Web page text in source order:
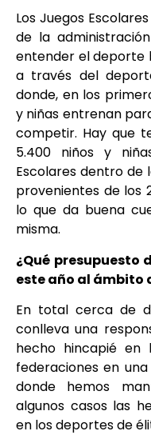
Los Juegos
de la
entender el deporte
a través del
donde, en los
y niñas entrenan
competir. Hay que
5.400 niños y
Escolares dentro de
provenientes de los
lo que da buena
misma.
¿Qué
este año al ámbito
En total cerca de
conlleva una
hecho hincapié en
federaciones en
donde hemos
algunos casos las
en los deportes de